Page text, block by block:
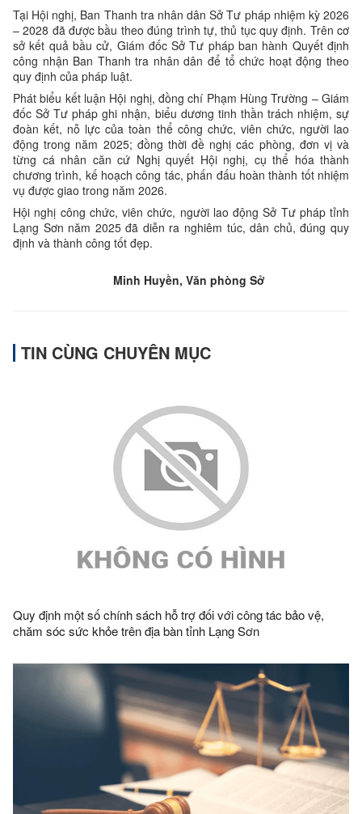
Tại Hội nghị, Ban Thanh tra nhân dân Sở Tư pháp nhiệm kỳ 2026
– 2028 đã được bầu theo đúng trình tự, thủ tục quy định. Trên cơ
sở kết quả bầu cử, Giám đốc Sở Tư pháp ban hành Quyết định
công nhận Ban Thanh tra nhân dân để tổ chức hoạt động theo
quy định của pháp luật.
Phát biểu kết luận Hội nghị, đồng chí Phạm Hùng Trường – Giám
đốc Sở Tư pháp ghi nhận, biểu dương tinh thần trách nhiệm, sự
đoàn kết, nỗ lực của toàn thể công chức, viên chức, người lao
động trong năm 2025; đồng thời đề nghị các phòng, đơn vị và
từng cá nhân căn cứ Nghị quyết Hội nghị, cụ thể hóa thành
chương trình, kế hoạch công tác, phấn đấu hoàn thành tốt nhiệm
vụ được giao trong năm 2026.
Hội nghị công chức, viên chức, người lao động Sở Tư pháp tỉnh
Lạng Sơn năm 2025 đã diễn ra nghiêm túc, dân chủ, đúng quy
định và thành công tốt đẹp.
Minh Huyền, Văn phòng Sở
TIN CÙNG CHUYÊN MỤC
Quy định một số chính sách hỗ trợ đối với công tác bảo vệ,
chăm sóc sức khỏe trên địa bàn tỉnh Lạng Sơn